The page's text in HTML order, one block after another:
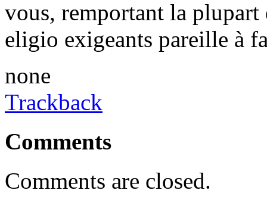
vous, remportant la plupart
eligio exigeants pareille à
none
Trackback
Comments
Comments are closed.